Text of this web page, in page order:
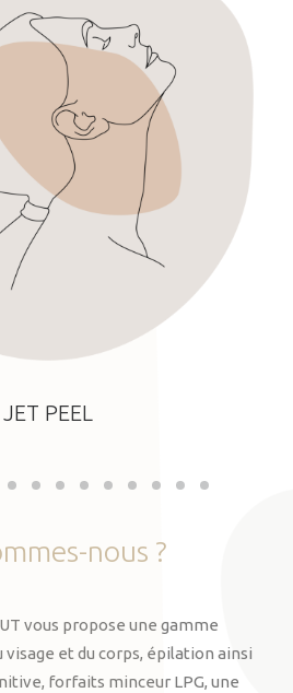
JET PEEL
nous ?
vous propose une gamme
et du corps, épilation ainsi
forfaits minceur LPG, une